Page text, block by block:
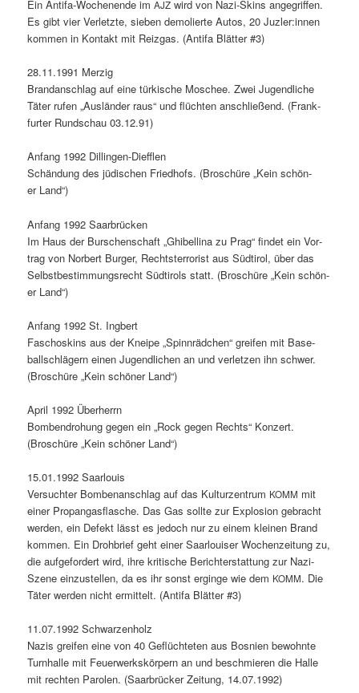
Ein Antifa-Woch­enende imAJZ wird von Nazi-Skins ange­grif­f­en.
Es gibt vier Ver­let­zte, sieben demolierte Autos, 20 Juzler:innen
kom­men in Kon­takt mit Reiz­gas. (Antifa Blät­ter #3)
28.11.1991 Merzig
Bran­dan­schlag auf eine türkische Moschee. Zwei Jugendliche
Täter rufen „Aus­län­der raus“ und flücht­en anschließend. (Frank­
furter Rund­schau 03.12.91)
Anfang 1992 Dillin­gen-Dief­flen
Schän­dung des jüdis­chen Fried­hofs. (Broschüre „Kein schön­
er Land“)
Anfang 1992 Saar­brück­en
Im Haus der Burschen­schaft „Ghi­bel­li­na zu Prag“ find­et ein Vor­
trag von Nor­bert Burg­er, Recht­ster­ror­ist aus Südtirol, über das
Selb­st­bes­tim­mungsrecht Südtirols statt. (Broschüre „Kein schön­
er Land“)
Anfang 1992 St. Ing­bert
Faschoskins aus der Kneipe „Spin­nräd­chen“ greifen mit Base­
ballschlägern einen Jugendlichen an und ver­let­zen ihn schw­er.
(Broschüre „Kein schön­er Land“)
April 1992 Über­her­rn
Bomben­dro­hung gegen ein „Rock gegen Rechts“ Konz­ert.
(Broschüre „Kein schön­er Land“)
15.01.1992 Saar­louis
Ver­suchter Bombe­nan­schlag auf das Kul­turzen­trum KOMM mit
ein­er Propan­gas­flasche. Das Gas sollte zur Explo­sion gebracht
wer­den, ein Defekt lässt es jedoch nur zu einem kleinen Brand
kom­men. Ein Dro­hbrief geht ein­er Saar­louis­er Wochen­zeitung zu,
die aufge­fordert wird, ihre kri­tis­che Berichter­stat­tung zur Nazi-
Szene einzustellen, da es ihr son­st ergin­ge wie dem KOMM. Die
Täter wer­den nicht ermit­telt. (Antifa Blät­ter #3)
11.07.1992 Schwarzen­holz
Nazis greifen eine von 40 Geflüchteten aus Bosnien bewohnte
Turn­halle mit Feuer­w­erk­skör­pern an und beschmieren die Halle
mit recht­en Parolen. (Saar­brück­er Zeitung, 14.07.1992)